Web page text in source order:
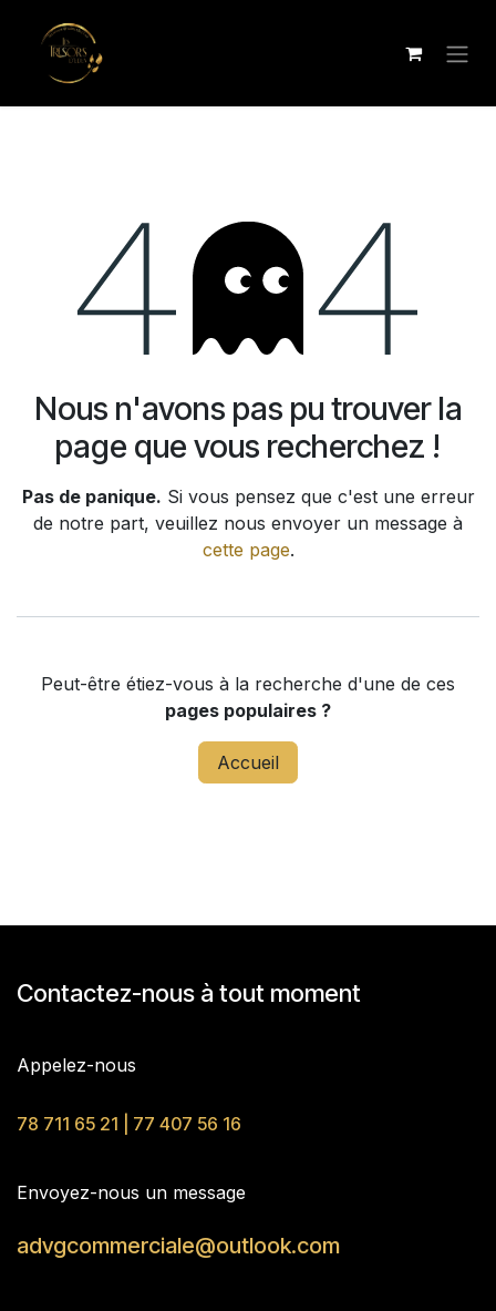
Erreur 404
Nous n'avons pas pu trouver la
page que vous recherchez !
Pas de panique. Si vous pensez que c'est une erreur
de notre part, veuillez nous envoyer un message à
cette page.
Peut-être étiez-vous à la recherche d'une de ces
pages populaires ?
Accueil
Contactez-nous à tout moment
Appelez-nous
78 711 65 21 | 77 407 56 16
Envoyez-nous un message
advgcommerciale@outlook.com